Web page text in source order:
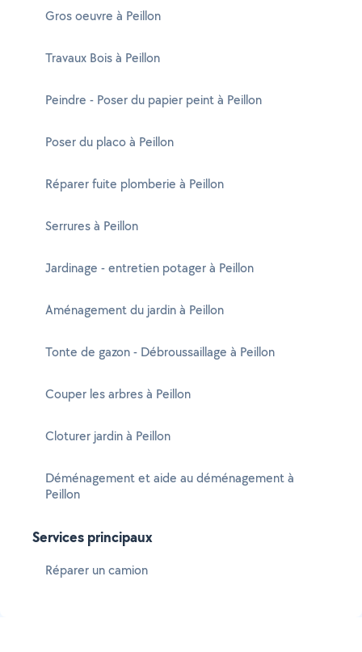
Gros oeuvre à Peillon
Travaux Bois à Peillon
Peindre - Poser du papier peint à Peillon
Poser du placo à Peillon
Réparer fuite plomberie à Peillon
Serrures à Peillon
Jardinage - entretien potager à Peillon
Aménagement du jardin à Peillon
Tonte de gazon - Débroussaillage à Peillon
Couper les arbres à Peillon
Cloturer jardin à Peillon
Déménagement et aide au déménagement à
Peillon
Services principaux
Réparer un camion